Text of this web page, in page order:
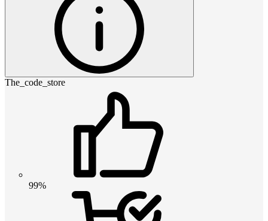
The_code_store
99%